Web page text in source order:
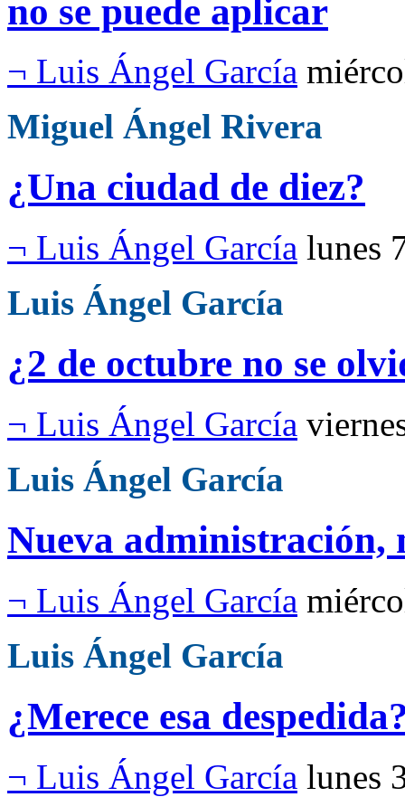
no se puede aplicar
¬ Luis Ángel García
Miguel Ángel Rivera
¿Una ciudad de diez?
¬ Luis Ángel García lunes
Luis Ángel García
¿2 de octubre no se
¬ Luis Ángel García
Luis Ángel García
Nueva administración,
¬ Luis Ángel García
Luis Ángel García
¿Merece esa
¬ Luis Ángel García lunes